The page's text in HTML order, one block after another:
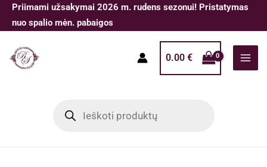
Pereiti
prie
Priimami užsakymai 2026 m. rudens sezonui! Pristatymas
nuo spalio mėn. pabaigos
0.00 €
search